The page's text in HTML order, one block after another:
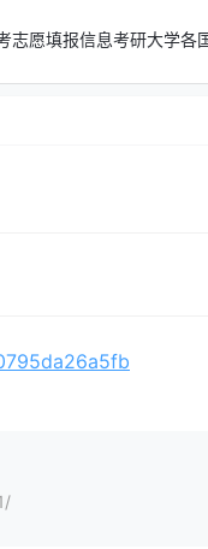
志愿填报信息考研大学各